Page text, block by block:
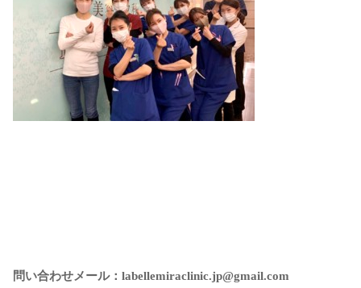
問い合わせメール：labellemiraclinic.jp@gmail.com